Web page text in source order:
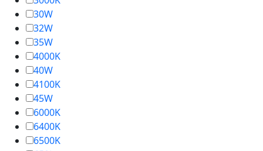
30W
32W
35W
4000K
40W
4100K
45W
6000K
6400K
6500K